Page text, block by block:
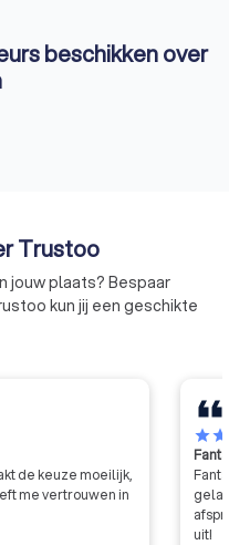
beschikken over
Trustoo
jouw plaats? Bespaar
kun jij een geschikte
de keuze moeilijk,
me vertrouwen in
starstar
uit!